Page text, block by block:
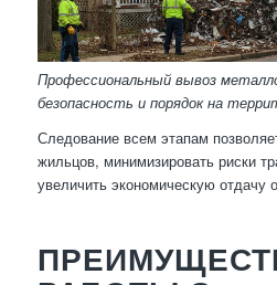
Профессиональный вывоз
безопасность и порядок на
Следование всем этапам
жильцов, минимизировать риски
увеличить экономическую отдачу